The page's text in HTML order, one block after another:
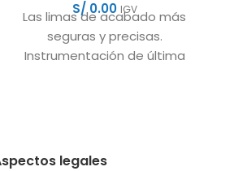
S/0.00 IGV
Las limas de acabado más
seguras y precisas.
Instrumentación de última
legales